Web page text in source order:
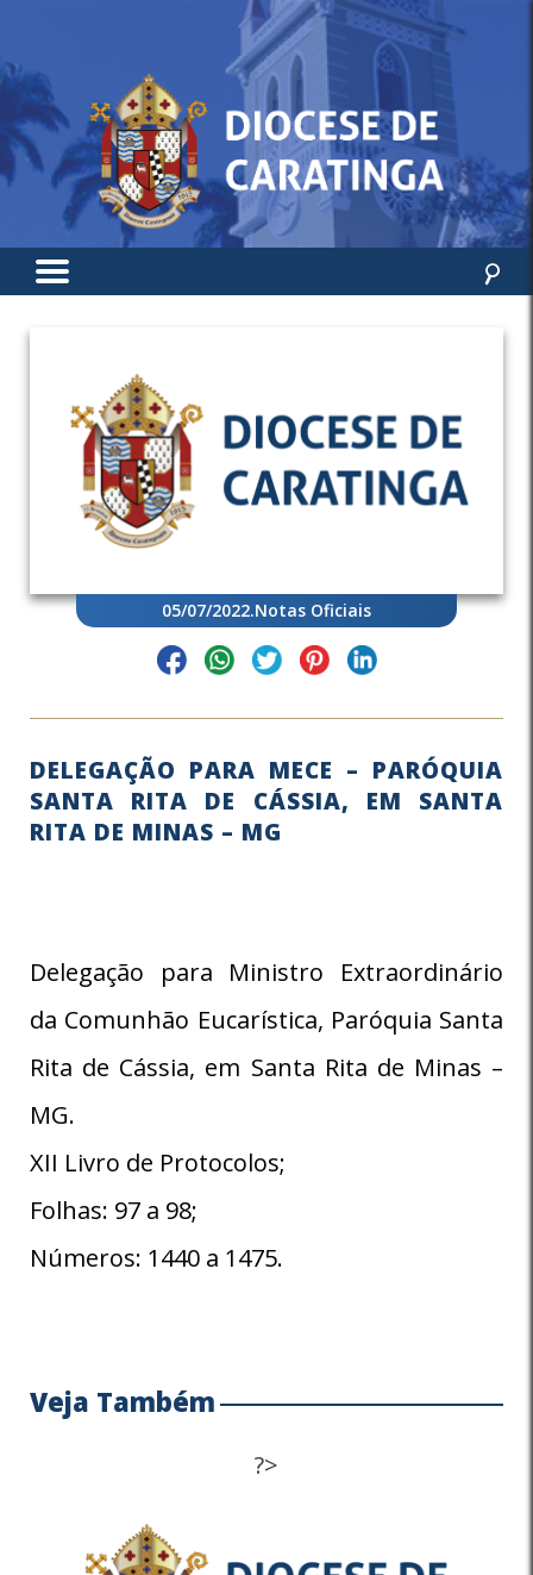
05/07/2022.Notas Oficiais
DELEGAÇÃO PARA MECE – PARÓQUIA
SANTA RITA DE CÁSSIA, EM SANTA
RITA DE MINAS – MG
Delegação para Ministro Extraordinário
da Comunhão Eucarística, Paróquia Santa
Rita de Cássia, em Santa Rita de Minas –
MG.
XII Livro de Protocolos;
Folhas: 97 a 98;
Números: 1440 a 1475.
Veja Também
?>